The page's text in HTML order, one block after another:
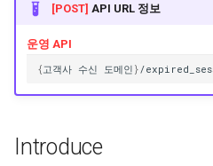
API 실패 코드
고급 설정
계정&시스템 관리
상담시간 저장
Header
Body
[POST] API URL 정보
운영 API
{고객사 수신 도메인 } /
Introduce